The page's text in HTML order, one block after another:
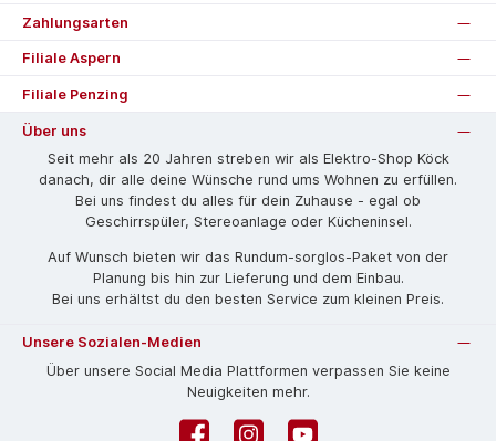
Zahlungsarten
Filiale Aspern
Filiale Penzing
Über uns
Seit mehr als 20 Jahren streben wir als Elektro-Shop Köck
danach, dir alle deine Wünsche rund ums Wohnen zu erfüllen.
Bei uns findest du alles für dein Zuhause - egal ob
Geschirrspüler, Stereoanlage oder Kücheninsel.
Auf Wunsch bieten wir das Rund­um-sorg­los-Pa­ket von der
Planung bis hin zur Lieferung und dem Einbau.
Bei uns erhältst du den besten Service zum kleinen Preis.
Unsere Sozialen-Medien
Über unsere Social Media Plattformen verpassen Sie keine
Neuigkeiten mehr.